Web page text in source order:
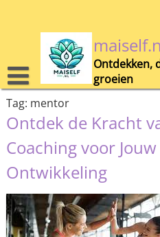
Ontdekken,
groeien
Tag: mentor
Ontdek de Kracht
Coaching voor
Ontwikkeling